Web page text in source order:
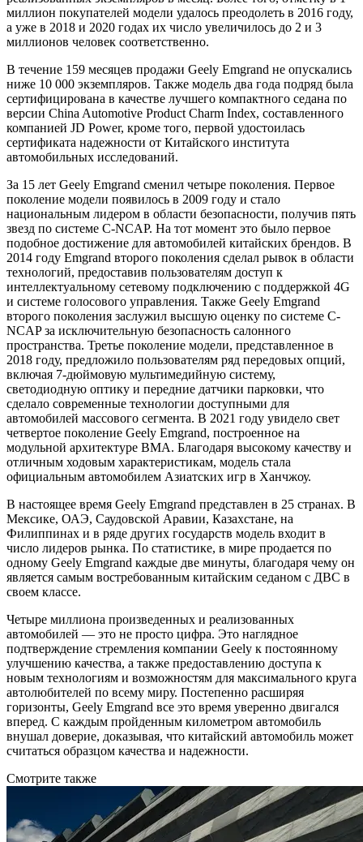
миллион покупателей модели удалось преодолеть в 2016 году,
а уже в 2018 и 2020 годах их число увеличилось до 2 и 3
миллионов человек соответственно.
В течение 159 месяцев продажи Geely Emgrand не опускались
ниже 10 000 экземпляров. Также модель два года подряд была
сертифицирована в качестве лучшего компактного седана по
версии China Automotive Product Charm Index, составленного
компанией JD Power, кроме того, первой удостоилась
сертификата надежности от Китайского института
автомобильных исследований.
За 15 лет Geely Emgrand сменил четыре поколения. Первое
поколение модели появилось в 2009 году и стало
национальным лидером в области безопасности, получив пять
звезд по системе C-NCAP. На тот момент это было первое
подобное достижение для автомобилей китайских брендов. В
2014 году Emgrand второго поколения сделал рывок в области
технологий, предоставив пользователям доступ к
интеллектуальному сетевому подключению с поддержкой 4G
и системе голосового управления. Также Geely Emgrand
второго поколения заслужил высшую оценку по системе C-
NCAP за исключительную безопасность салонного
пространства. Третье поколение модели, представленное в
2018 году, предложило пользователям ряд передовых опций,
включая 7-дюймовую мультимедийную систему,
светодиодную оптику и передние датчики парковки, что
сделало современные технологии доступными для
автомобилей массового сегмента. В 2021 году увидело свет
четвертое поколение Geely Emgrand, построенное на
модульной архитектуре BMA. Благодаря высокому качеству и
отличным ходовым характеристикам, модель стала
официальным автомобилем Азиатских игр в Ханчжоу.
В настоящее время Geely Emgrand представлен в 25 странах. В
Мексике, ОАЭ, Саудовской Аравии, Казахстане, на
Филиппинах и в ряде других государств модель входит в
число лидеров рынка. По статистике, в мире продается по
одному Geely Emgrand каждые две минуты, благодаря чему он
является самым востребованным китайским седаном с ДВС в
своем классе.
Четыре миллиона произведенных и реализованных
автомобилей — это не просто цифра. Это наглядное
подтверждение стремления компании Geely к постоянному
улучшению качества, а также предоставлению доступа к
новым технологиям и возможностям для максимального круга
автолюбителей по всему миру. Постепенно расширяя
горизонты, Geely Emgrand все это время уверенно двигался
вперед. С каждым пройденным километром автомобиль
внушал доверие, доказывая, что китайский автомобиль может
считаться образцом качества и надежности.
Смотрите также